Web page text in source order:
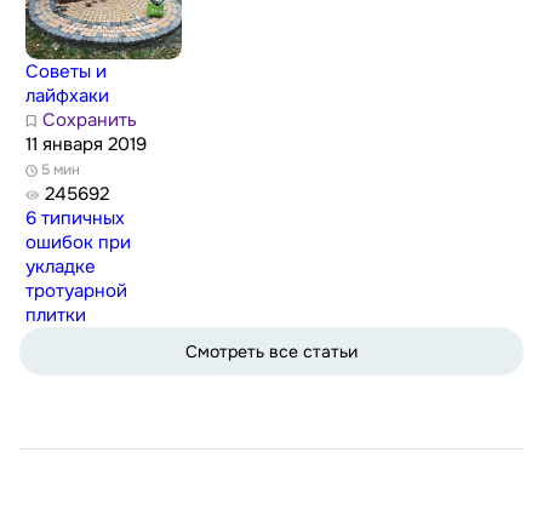
Советы и
лайфхаки
Сохранить
11 января 2019
5 мин
245692
6 типичных
ошибок при
укладке
тротуарной
плитки
Смотреть все статьи